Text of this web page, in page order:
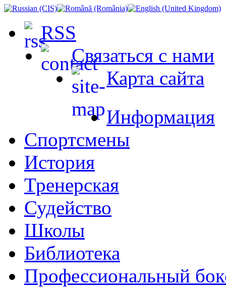
RSS
Связаться с нами
Карта сайта
Информация
Спортсмены
История
Тренерская
Судейство
Школы
Библиотека
Профессиональный